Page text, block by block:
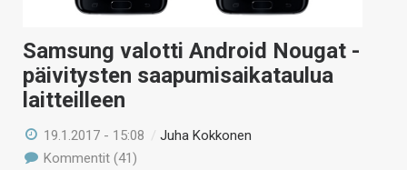
Samsung valotti Android Nougat -
päivitysten saapumisaikataulua
laitteilleen
19.1.2017 - 15:08 /Juha Kokkonen
Kommentit (41)